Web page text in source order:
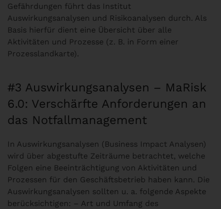
Gefährdungen führt das Institut
Auswirkungsanalysen und Risikoanalysen durch. Als
Basis hierfür dient eine Übersicht über alle
Aktivitäten und Prozesse (z. B. in Form einer
Prozesslandkarte).
#3 Auswirkungsanalysen – MaRisk
6.0: Verschärfte Anforderungen an
das Notfallmanagement
In Auswirkungsanalysen (Business Impact Analysen)
wird über abgestufte Zeiträume betrachtet, welche
Folgen eine Beeinträchtigung von Aktivitäten und
Prozessen für den Geschäftsbetrieb haben kann. Die
Auswirkungsanalysen sollten u. a. folgende Aspekte
berücksichtigen: – Art und Umfang des